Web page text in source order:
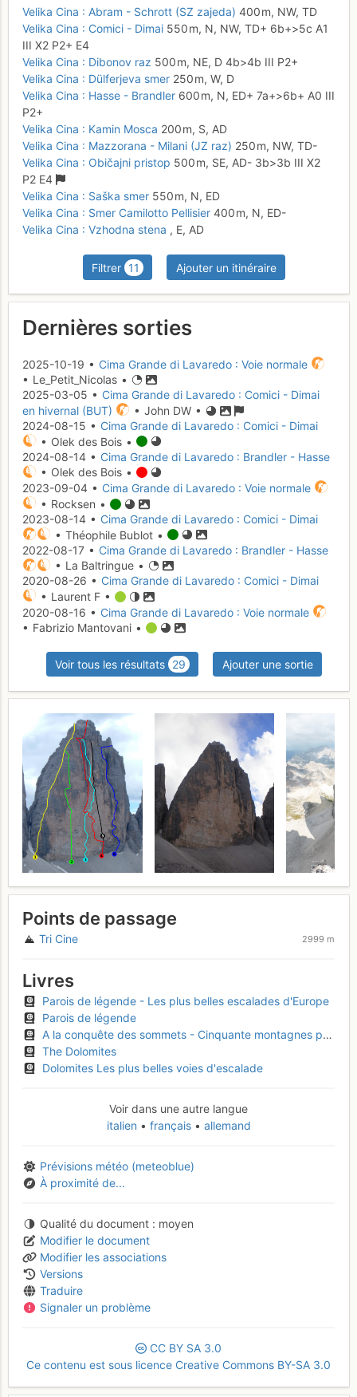
Velika Cina : Abram - Schrott (SZ zajeda) 400 m, NW, TD
Velika Cina : Comici - Dimai 550 m, N, NW, TD+ 6b+>5c A1
III X2 P2+ E4
Velika Cina : Dibonov raz 500 m, NE, D 4b>4b III P2+
Velika Cina : Dülferjeva smer 250 m, W, D
Velika Cina : Hasse - Brandler 600 m, N, ED+ 7a+>6b+ A0 III
P2+
Velika Cina : Kamin Mosca 200 m, S, AD
Velika Cina : Mazzorana - Milani (JZ raz) 250 m, NW, TD-
Velika Cina : Običajni pristop 500 m, SE, AD- 3b>3b III X2
P2 E4
Velika Cina : Saška smer 550 m, N, ED
Velika Cina : Smer Camilotto Pellisier 400 m, N, ED-
Velika Cina : Vzhodna stena , E, AD
Filtrer 11 Ajouter un itinéraire
Dernières sorties
2025-10-19 • Cima Grande di Lavaredo : Voie normale
• Le_Petit_Nicolas •
2025-03-05 • Cima Grande di Lavaredo : Comici - Dimai
en hivernal (BUT)
• John DW •
2024-08-15 • Cima Grande di Lavaredo : Comici - Dimai
• Olek des Bois •
2024-08-14 • Cima Grande di Lavaredo : Brandler - Hasse
• Olek des Bois •
2023-09-04 • Cima Grande di Lavaredo : Voie normale
• Rocksen •
2023-08-14 • Cima Grande di Lavaredo : Comici - Dimai
• Théophile Bublot •
2022-08-17 • Cima Grande di Lavaredo : Brandler - Hasse
• La Baltringue •
2020-08-26 • Cima Grande di Lavaredo : Comici - Dimai
• Laurent F •
2020-08-16 • Cima Grande di Lavaredo : Voie normale
• Fabrizio Mantovani •
Voir tous les résultats 29 Ajouter une sortie
Points de passage
Tri Cine 2999 m
Livres
Parois de légende - Les plus belles escalades d'Europe
Parois de légende
A la conquête des sommets - Cinquante montagnes pour autant de défis
The Dolomites
Dolomites Les plus belles voies d'escalade
Voir dans une autre langue
italien
français allemand
Prévisions météo (meteoblue)
À proximité de...
Qualité du document
moyen
Modifier le document
Modifier les associations
Versions
Traduire
Signaler un problème
CC BY SA 3.0
Ce contenu est sous licence Creative Commons BY-SA 3.0